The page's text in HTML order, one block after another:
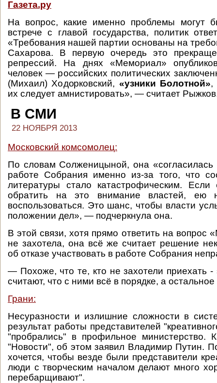
Газета.ру
На вопрос, какие именно проблемы могут
встрече с главой государства, политик
«Требования нашей партии основаны на
Сахарова. В первую очередь это
репрессий. На днях «Мемориал»
человек — российских политических
(Михаил) Ходорковский, «узники Болотной»,
их следует амнистировать», — считает
В СМИ
22 НОЯБРЯ 2013
Московский комсомолец:
По словам Солженицыной, она «согласилась
работе Собрания именно из-за того, что
литературы стало катастрофическим. Если
обратить на это внимание властей, ею
воспользоваться. Это шанс, чтобы власти
положении дел», — подчеркнула она.
В этой связи, хотя прямо ответить на
не захотела, она всё же считает решение
об отказе участвовать в работе Собрания
— Похоже, что те, кто не захотели приехать
считают, что с ними всё в порядке, а
Грани:
Несуразности и излишние сложности в
результат работы представителей
"пробрались" в профильное министерство.
"Новости", об этом заявил Владимир Путин.
хочется, чтобы везде были представители
люди с творческим началом делают много
перебарщивают".